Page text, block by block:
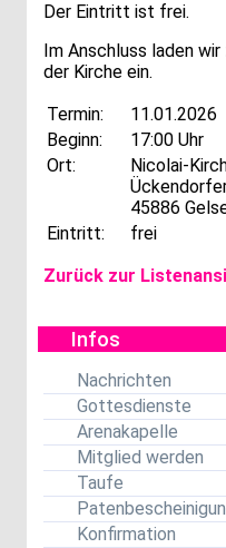
Der Eintritt ist frei.
Im Anschluss laden
der Kirche ein.
Termin:
11.01.2026
Beginn:
17:00 Uhr
Ort:
Nicolai-
45886
Eintritt:
frei
Zurück zur
Infos
Nachrichten
Gottesdienste
Arenakapelle
Mitglied werden
Taufe
Konfirmation